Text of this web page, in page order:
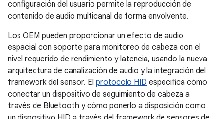
configuración del usuario permite la reproducción de
contenido de audio multicanal de forma envolvente.
Los OEM pueden proporcionar un efecto de audio
espacial con soporte para monitoreo de cabeza con el
nivel requerido de rendimiento y latencia, usando la nueva
arquitectura de canalización de audio y la integración del
framework del sensor. El protocolo HID especifica cómo
conectar un dispositivo de seguimiento de cabeza a
través de Bluetooth y cómo ponerlo a disposición como